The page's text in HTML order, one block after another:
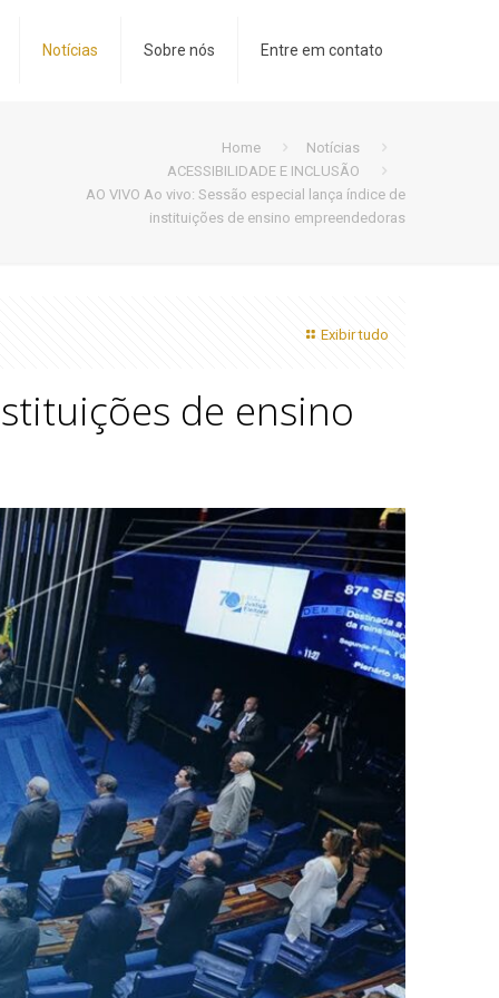
Notícias Sobre nós Entre em contato
Home
Notícias
ACESSIBILIDADE E INCLUSÃO
AO VIVO Ao vivo: Sessão especial lança índice de
instituições de ensino empreendedoras
Exibir tudo
de ensino